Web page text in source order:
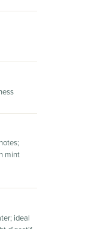
mint
ideal